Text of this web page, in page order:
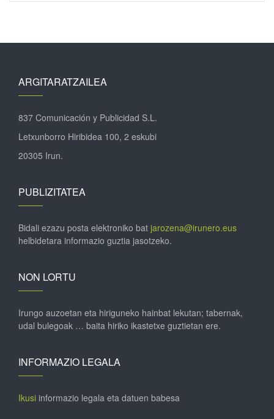
ARGITARATZAILEA
837 Comunicación y Publicidad S.L.
Letxunborro Hiribidea 100, 2 eskubi
20305 Irun.
PUBLIZITATEA
Bidali ezazu posta elektroniko bat jarozena@irunero.eus
helbidetara informazio guztia jasotzeko.
NON LORTU
Irungo auzoetan eta hiriguneko hainbat lekutan; tabernak,
udal bulegoak … baita hiriko ikastetxe guztietan ere.
INFORMAZIO LEGALA
Ikusi informazio legala eta datuen babesa